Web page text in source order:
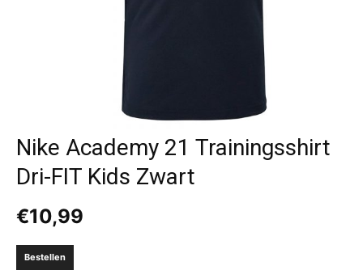
Nike Academy 21 Trainingsshirt
Dri-FIT Kids Zwart
€10,99
Bestellen